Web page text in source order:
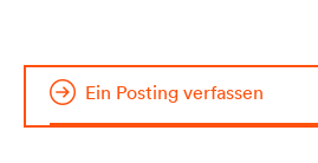
Ein Posting verfassen